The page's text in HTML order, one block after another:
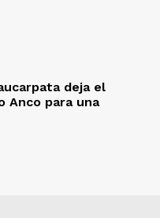
deja el
Anco para una